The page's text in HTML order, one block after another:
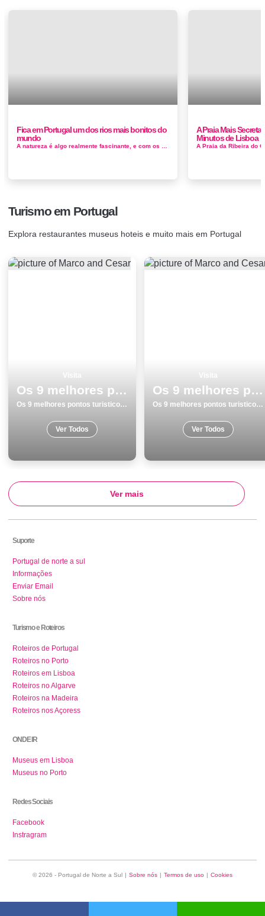
Fica em Portugal um dos rios mais bonitos do
mundo
A Praia Mais Secreta
Minutos de Lisboa
Turismo em Portugal
Explora restaurantes museus hoteis e muito mais em Portugal
Os 9 melhores pontos turisticos para visitar em Costa da Caparica
Os 9 melhores pontos turisticos para visitar em Costa da Caparica
Ver Todos
Os 9 melhores pontos turisticos para conhecer e visitar em Monumentos na Guarda
Os 9 melhores pontos turisticos para conhecer e visitar em Monumentos na Guarda
Ver Todos
Ver mais
Suporte
Portugal de norte a sul
Informações
Enviar Email
Sobre nós
Turismo e Roteiros
Roteiros de Portugal
Roteiros no Porto
Roteiros em Lisboa
Roteiros no Algarve
Roteiros na Madeira
Roteiros nos Açoress
ONDE IR
Museus em Lisboa
Museus no Porto
Redes Sociais
Facebook
Instragram
© 2026 - Portugal de Norte a Sul | Sobre nós | Termos de uso | Cookies